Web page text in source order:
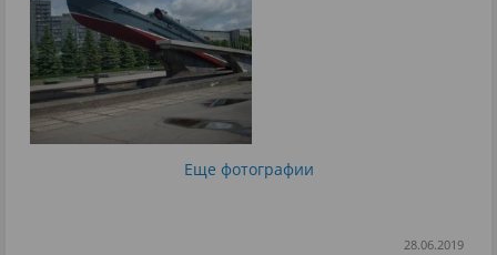
Еще фотографии
28.06.2019